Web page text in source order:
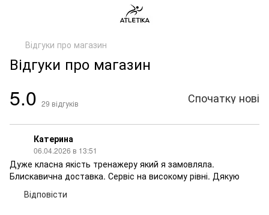
Відгуки про магазин
Відгуки про магазин
5.0 29 відгуків Спочатку нові
Катерина
06.04.2026 в 13:51
Дуже класна якість тренажеру який я замовляла.
Блискавична доставка. Сервіс на високому рівні. Дякую
Відповісти